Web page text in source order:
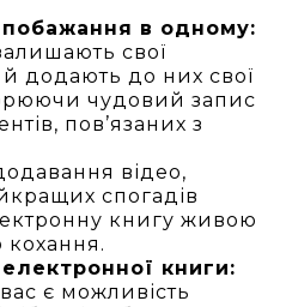
побажання в одному:
свої
додають до них свої
чудовий запис
пов’язаних з
відео,
спогадів
книгу живою
кохання.
книги:
є можливість